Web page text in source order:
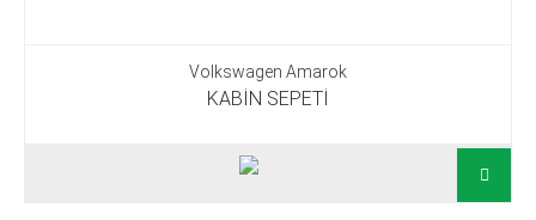
Volkswagen Amarok
KABİN SEPETİ